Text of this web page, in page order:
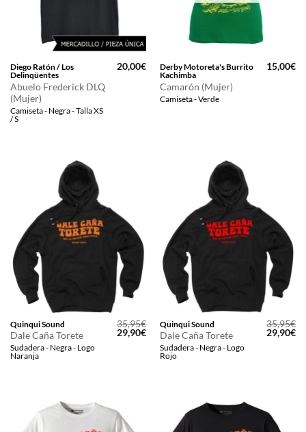
Diego Ratón / Los
Delinqüentes
Abuelo Frederick DLQ
(Mujer)
Camiseta - Negra - Talla XS
/ S
20,00€
Derby Motoreta's Burrito
Kachimba
Camarón (Mujer)
Camiseta - Verde
15,00€
Quinqui Sound
Dale Caña Torete
Sudadera - Negra - Logo
Naranja
35,95€
El
precio
29,90€El
precio
actual
Quinqui Sound
Dale Caña Torete
Sudadera - Negra - Logo
Rojo
35,95€
El
precio
29,90€El